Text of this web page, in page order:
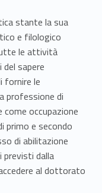
stante la sua
e filologico
le attività
sapere
fornire le
professione di
occupazione
primo e secondo
di abilitazione
previsti dalla
al dottorato